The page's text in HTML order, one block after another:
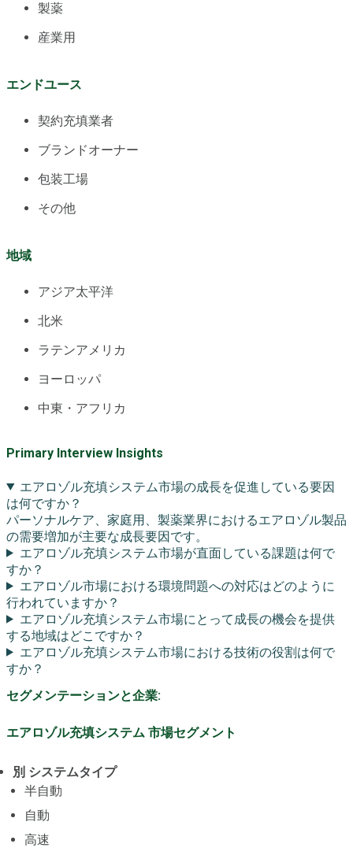
製薬
産業用
エンドユース
契約充填業者
ブランドオーナー
包装工場
その他
地域
アジア太平洋
北米
ラテンアメリカ
ヨーロッパ
中東・アフリカ
Primary Interview Insights
エアロゾル充填システム市場の成長を促進している要因
は何ですか？
パーソナルケア、家庭用、製薬業界におけるエアロゾル製品
の需要増加が主要な成長要因です。
エアロゾル充填システム市場が直面している課題は何で
すか？
エアロゾル市場における環境問題への対応はどのように
行われていますか？
エアロゾル充填システム市場にとって成長の機会を提供
する地域はどこですか？
エアロゾル充填システム市場における技術の役割は何で
すか？
セグメンテーションと企業:
エアロゾル充填システム 市場セグメント
別 システムタイプ
半自動
自動
高速